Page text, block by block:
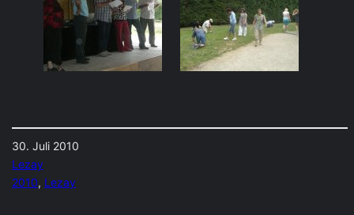
30. Juli 2010
Lezay
2010, Lezay